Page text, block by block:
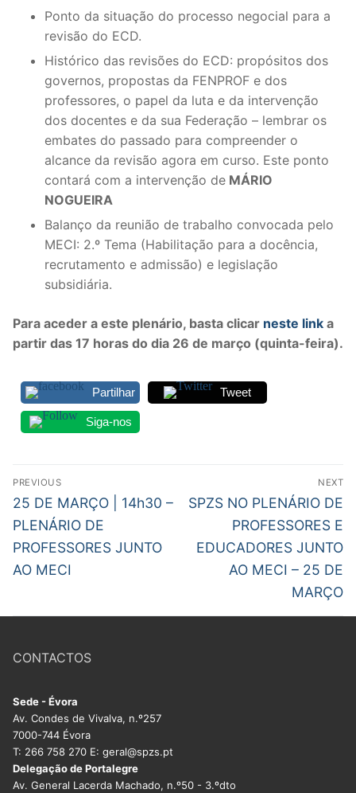
DOCENTES APOSENTADOS
Formação
Área de Sócios
Revista Intervir
Ponto da situação do processo negocial para a
revisão do ECD.
Histórico das revisões do ECD: propósitos dos
governos, propostas da FENPROF e dos
professores, o papel da luta e da intervenção
dos docentes e da sua Federação – lembrar os
embates do passado para compreender o
alcance da revisão agora em curso. Este ponto
contará com a intervenção de MÁRIO
NOGUEIRA
Balanço da reunião de trabalho convocada pelo
MECI: 2.º Tema (Habilitação para a docência,
recrutamento e admissão) e legislação
subsidiária.
Para aceder a este plenário, basta clicar neste link a
partir das 17 horas do dia 26 de março (quinta-feira).
Partilhar Tweet
Siga-nos
Navegação
de
artigos
PREVIOUS
Previous
post:
25 DE MARÇO | 14h30 –
PLENÁRIO DE
PROFESSORES JUNTO
AO MECI
NEXT
Next
SPZS NO PLENÁRIO DE
PROFESSORES E
EDUCADORES JUNTO
AO MECI – 25 DE
MARÇO
CONTACTOS
Sede - Évora
Av. Condes de Vivalva, n.º257
7000-744 Évora
T: 266 758 270 E: geral@spzs.pt
Delegação de Portalegre
Av. General Lacerda Machado, n.º50 - 3.ºdto